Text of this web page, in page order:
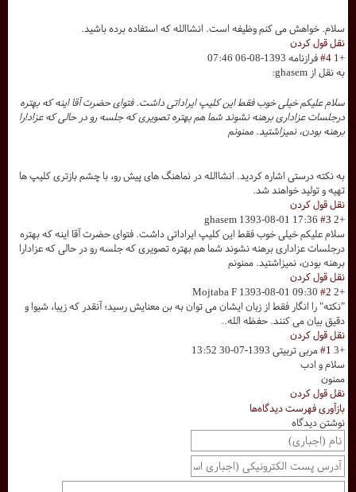
سلام. خواهش می کنم وظیفه است. انشاالله که استفاده برده باشید.
نقل قول کردن
+1
#4فرازنامه 1393-08-06 07:46
به نقل از ghasem:
سلام علیکم خیلی خوب فقط این کلیپ ایراداتی داشت. فتوای حضرت آقا اینه که بهتره
درجلسات عزاداری برهنه نشوند شما هم بهتره تصویری که جلسه رو در حالی که عزادارا
برهنه بودن، نمیزاشتید. ممنونم
به نکته درستی اشاره کردید. انشاالله در نماهنگ های پیش رو، با چشم بازتری کلیپ ها
تهیه و تولید خواهند شد.
نقل قول کردن
+2
#3
ghasem 1393-08-01 17:36
سلام علیکم خیلی خوب فقط این کلیپ ایراداتی داشت. فتوای حضرت آقا اینه که بهتره
درجلسات عزاداری برهنه نشوند شما هم بهتره تصویری که جلسه رو در حالی که عزادارا
برهنه بودن، نمیزاشتید. ممنونم
نقل قول کردن
+2
#2
Mojtaba F 1393-08-01 09:30
"نکته" را انگار فقط از زبان ایشان می توان به بن معنایش رسید؛ آنقدر که زیبا، شیوا و
دقیق بیان می کنند. حفظه الله..
نقل قول کردن
+3
#1مربی تربیتی 1393-07-30 13:52
سلام و ادب
ممنون
نقل قول کردن
بازآوری فهرست دیدگاه‌ها
نوشتن دیدگاه